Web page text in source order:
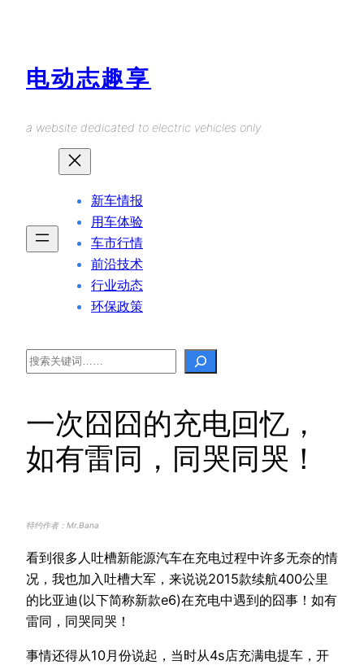
电动志趣享
a website dedicated to electric vehicles only.
新车情报
用车体验
车市行情
前沿技术
行业动态
环保政策
Search
一次囧囧的充电回忆，
如有雷同，同哭同哭！
特约作者：Mr.Bana
看到很多人吐槽新能源汽车在充电过程中许多无奈的情
况，我也加入吐槽大军，来说说2015款续航400公里
的比亚迪(以下简称新款e6)在充电中遇到的囧事！如有
雷同，同哭同哭！
事情还得从10月份说起，当时从4s店充满电提车，开